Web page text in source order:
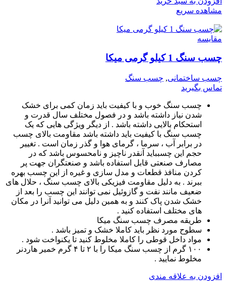
مشاهده سریع
مقایسه
چسب سنگ 1 کیلو گرمی میکا
چسب ساختمانی, چسب سنگ
تماس بگیرید
چسب سنگ خوب و با کیفیت باید زمان کمی برای خشک
شدن نیاز داشته باشد و در فصول مختلف سال قدرت و
استحکام بالایی داشته باشد . از دیگر ویژگی هایی که یک
چسب سنگ با کیفیت باید داشته باشد مقاومت بالای چسب
در برابر آب ، سرما ، گرمای هوا و گذر زمان است . تغییر
حجم این چسبباید آنقدر ناچیز و نامحسوس باشد که در
مصارف صنعتی قابل استفاده باشد و صنعتگران جهت پر
کردن منافذ قطعات و مدل سازی و غیره از این چسب بهره
ببرند . به دلیل مقاومت فیزیکی بالای چسب سنگ ، حلال های
ضعیف مانند نفت و گازوئیل نمی توانند این چسب را بعد از
خشک شدن پاک کنند و به همین دلیل می توانید آنرا در مکان
های مختلف استفاده کنید .
طریقه مصرف چسب سنگ میکا
سطوح مورد نظر باید کاملا خشک و تمیز باشد .
مواد داخل قوطی را کاملا مخلوط کنید تا یکنواخت شود .
۱۰۰ گرم از چسب سنگ میکا را با ۲ تا ۴ گرم خمیر هاردنر
مخلوط نمایید .
افزودن به علاقه مندی